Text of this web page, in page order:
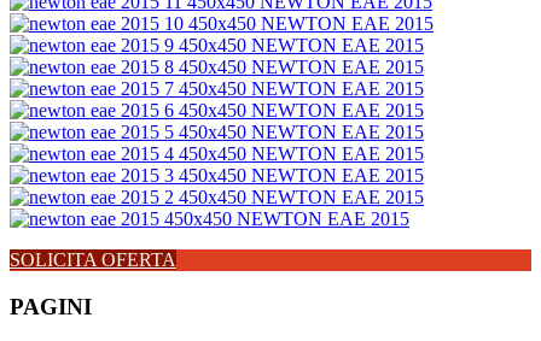
SOLICITA OFERTA
PAGINI